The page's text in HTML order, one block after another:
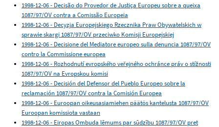
1998-12-06 - Decisão do Provedor de Justiça Europeu sobre a queixa
1087/97/OV contra a Comissão Europeia
1998-12-06 - Decyzja Europejskiego Rzecznika Praw Obywatelskich w
sprawie skargi 1087/97/OV przeciwko Komisji Europejskiej
1998-12-06 - Decisione del Mediatore europeo sulla denuncia 1087/97/OV
contro la Commissione europea
1998-12-06 - Rozhodnutí evropského veřejného ochránce práv o stížnosti
1087/97/OV na Evropskou komisi
1998-12-06 - Decisión del Defensor del Pueblo Europeo sobre la
reclamación 1087/97/OV contra la Comisión Europea
1998-12-06 - Euroopan oikeusasiamiehen päätös kantelusta 1087/97/OV
Euroopan komissiota vastaan
1998-12-06 - Eiropas Ombuda lēmums par sūdzību 1087/97/OV pret